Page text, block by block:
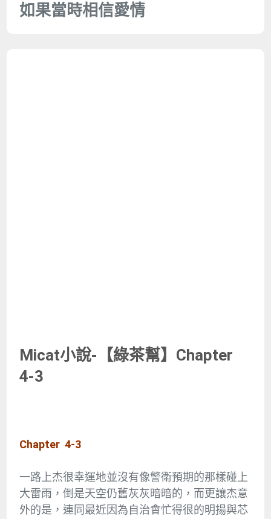
如果當時相信愛情
Micat小說-【綠茶幫】Chapter
4-3
Chapter 4-3
一路上杰很幸運地並沒有像警衛預期的那樣碰上
大雷雨，倒是天空仍舊灰灰暗暗的，而更讓杰意
外的是，連同最近因為自治會忙得很的明揚與芯